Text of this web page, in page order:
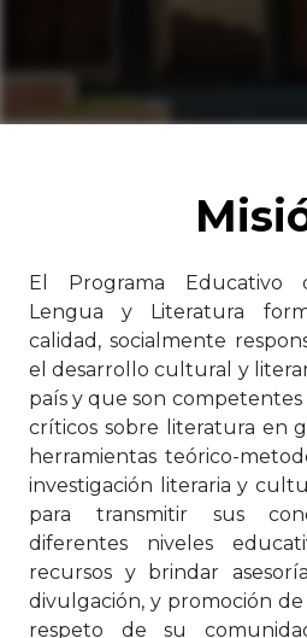
El Programa Educativo
Lengua y Literatura
calidad, socialmente
el desarrollo cultural y
país y que son
críticos sobre literatura en
herramientas teórico-
investigación literaria y
para transmitir sus
diferentes niveles
recursos y brindar
divulgación, y promoción
respeto de su